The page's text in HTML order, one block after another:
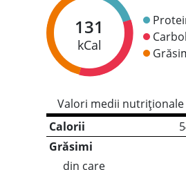
131
kCal
Valori medii
Calorii
Grăsimi
din care